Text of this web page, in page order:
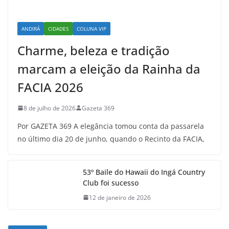
ANDIRÁ CIDADES COLUNA VIP
Charme, beleza e tradição
marcam a eleição da Rainha da
FACIA 2026
8 de julho de 2026 Gazeta 369
Por GAZETA 369 A elegância tomou conta da passarela
no último dia 20 de junho, quando o Recinto da FACIA,
53º Baile do Hawaii do Ingá Country
Club foi sucesso
12 de janeiro de 2026